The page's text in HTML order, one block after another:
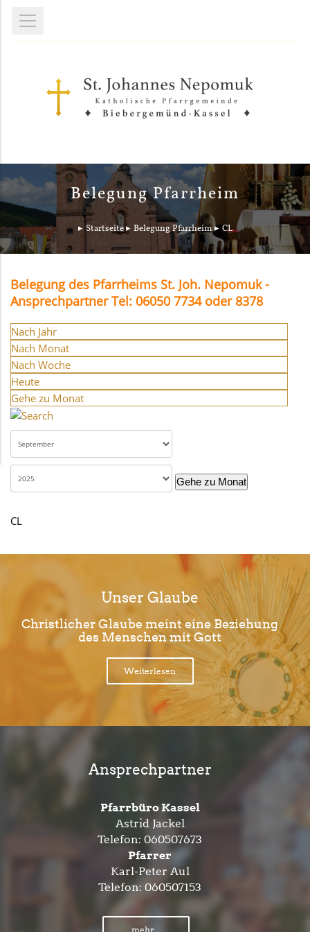
Belegung Pfarrheim
Startseite Belegung Pfarrheim CL
Belegung des Pfarrheims St. Joh. Nepomuk -
Ansprechpartner Tel: 06050 7734 oder 8378
Nach Jahr
Nach Monat
Nach Woche
Heute
Gehe zu Monat
Gehe zu Monat
CL
Unser Glaube
Christlicher Glaube meint eine Beziehung
des Menschen mit Gott
Weiterlesen
Ansprechpartner
Pfarrbüro Kassel
Astrid Jackel
Telefon: 060507673
Pfarrer
Karl-Peter Aul
Telefon: 060507153
mehr...